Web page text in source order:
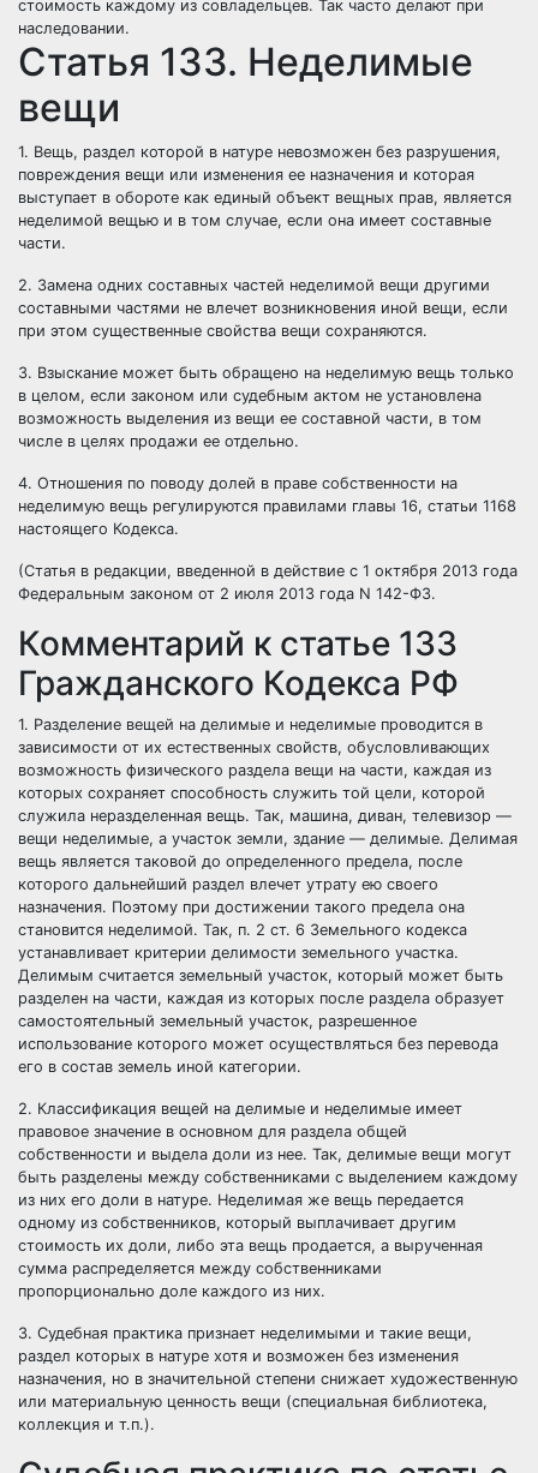
стоимость каждому из совладельцев. Так часто делают при
наследовании.
Статья 133. Неделимые
вещи
1. Вещь, раздел которой в натуре невозможен без разрушения,
повреждения вещи или изменения ее назначения и которая
выступает в обороте как единый объект вещных прав, является
неделимой вещью и в том случае, если она имеет составные
части.
2. Замена одних составных частей неделимой вещи другими
составными частями не влечет возникновения иной вещи, если
при этом существенные свойства вещи сохраняются.
3. Взыскание может быть обращено на неделимую вещь только
в целом, если законом или судебным актом не установлена
возможность выделения из вещи ее составной части, в том
числе в целях продажи ее отдельно.
4. Отношения по поводу долей в праве собственности на
неделимую вещь регулируются правилами главы 16, статьи 1168
настоящего Кодекса.
(Статья в редакции, введенной в действие с 1 октября 2013 года
Федеральным законом от 2 июля 2013 года N 142-ФЗ.
Комментарий к статье 133
Гражданского Кодекса РФ
1. Разделение вещей на делимые и неделимые проводится в
зависимости от их естественных свойств, обусловливающих
возможность физического раздела вещи на части, каждая из
которых сохраняет способность служить той цели, которой
служила неразделенная вещь. Так, машина, диван, телевизор —
вещи неделимые, а участок земли, здание — делимые. Делимая
вещь является таковой до определенного предела, после
которого дальнейший раздел влечет утрату ею своего
назначения. Поэтому при достижении такого предела она
становится неделимой. Так, п. 2 ст. 6 Земельного кодекса
устанавливает критерии делимости земельного участка.
Делимым считается земельный участок, который может быть
разделен на части, каждая из которых после раздела образует
самостоятельный земельный участок, разрешенное
использование которого может осуществляться без перевода
его в состав земель иной категории.
2. Классификация вещей на делимые и неделимые имеет
правовое значение в основном для раздела общей
собственности и выдела доли из нее. Так, делимые вещи могут
быть разделены между собственниками с выделением каждому
из них его доли в натуре. Неделимая же вещь передается
одному из собственников, который выплачивает другим
стоимость их доли, либо эта вещь продается, а вырученная
сумма распределяется между собственниками
пропорционально доле каждого из них.
3. Судебная практика признает неделимыми и такие вещи,
раздел которых в натуре хотя и возможен без изменения
назначения, но в значительной степени снижает художественную
или материальную ценность вещи (специальная библиотека,
коллекция и т.п.).